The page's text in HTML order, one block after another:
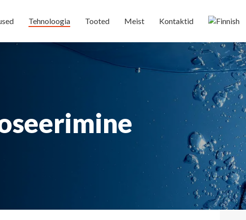
Tehnoloogia Tooted Meist Kontaktid